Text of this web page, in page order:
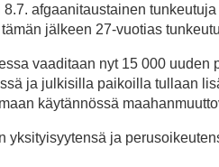
afgaanitaustainen
jälkeen 27-vuotias
vaaditaan nyt 15 000
ja julkisilla paikoilla tullaan
käytännössä
yksityisyytensä ja